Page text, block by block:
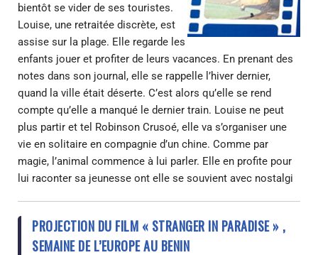
bientôt se vider de ses touristes.
Louise, une retraitée discrète, est
assise sur la plage. Elle regarde les
enfants jouer et profiter de leurs vacances. En prenant des
notes dans son journal, elle se rappelle l’hiver dernier,
quand la ville était déserte. C’est alors qu’elle se rend
compte qu’elle a manqué le dernier train. Louise ne peut
plus partir et tel Robinson Crusoé, elle va s’organiser une
vie en solitaire en compagnie d’un chine. Comme par
magie, l’animal commence à lui parler. Elle en profite pour
lui raconter sa jeunesse ont elle se souvient avec nostalgi
PROJECTION DU FILM « STRANGER IN PARADISE » ,
SEMAINE DE L’EUROPE AU BENIN